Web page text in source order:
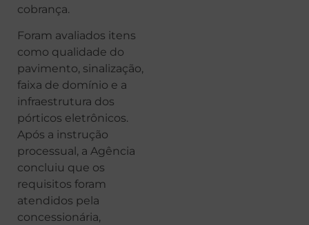
cobrança.
Foram avaliados itens
como qualidade do
pavimento, sinalização,
faixa de domínio e a
infraestrutura dos
pórticos eletrônicos.
Após a instrução
processual, a Agência
concluiu que os
requisitos foram
atendidos pela
concessionária,